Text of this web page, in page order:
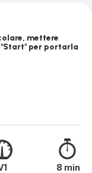
mettere
"Start" per portarla
8 min